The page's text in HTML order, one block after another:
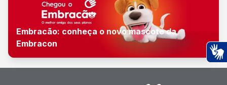
Embracão: conheça o novo mascote da
Embracon